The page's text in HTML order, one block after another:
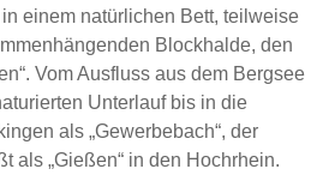
einem natürlichen Bett, teilweise
Blockhalde, den
Vom Ausfluss aus dem Bergsee
Unterlauf bis in die
als „Gewerbebach“, der
als „Gießen“ in den Hochrhein.